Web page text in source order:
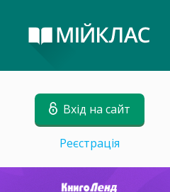
Вхід на сайт
Реєстрація